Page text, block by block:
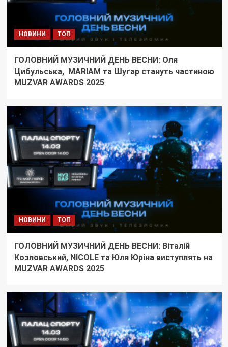
НОВИНИ ТОП
ГОЛОВНИЙ МУЗИЧНИЙ ДЕНЬ ВЕСНИ: Оля
Цибульська, MARIAM та Шугар стануть частиною
MUZVAR AWARDS 2025
НОВИНИ ТОП
ГОЛОВНИЙ МУЗИЧНИЙ ДЕНЬ ВЕСНИ: Віталій
Козловський, NICOLE та Юля Юріна виступлять на
MUZVAR AWARDS 2025